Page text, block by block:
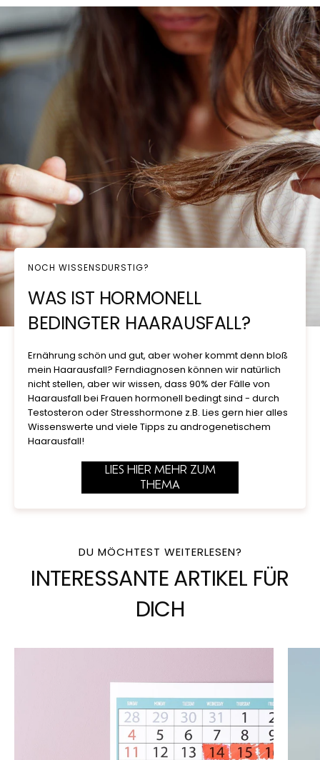
NOCH WISSENSDURSTIG?
WAS IST HORMONELL
BEDINGTER HAARAUSFALL?
Ernährung schön und gut, aber woher kommt denn bloß
mein Haarausfall? Ferndiagnosen können wir natürlich
nicht stellen, aber wir wissen, dass 90% der Fälle von
Haarausfall bei Frauen hormonell bedingt sind - durch
Testosteron oder Stresshormone z.B. Lies gern hier alles
Wissenswerte und viele Tipps zu androgenetischem
Haarausfall!
LIES HIER MEHR ZUM
THEMA
DU MÖCHTEST WEITERLESEN?
INTERESSANTE ARTIKEL FÜR
DICH